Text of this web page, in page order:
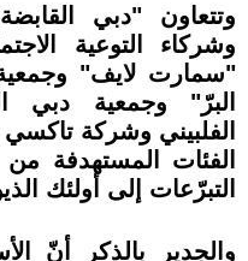
وتتعاون "دبي
وشركاء التوعية
"سمارت لايف"
البرّ" وجمعية دبي
الفلبيني وشركة
الفئات المستهدفة
التبرّعات إلى أولئك
والجدير بالذكر أنّ